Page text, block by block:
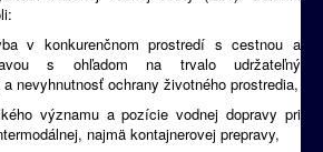
v konkurenčnom prostredí s cestnou a
s ohľadom na trvalo udržateľný
nevyhnutnosť ochrany životného prostredia,
významu a pozície vodnej dopravy pri
najmä kontajnerovej prepravy,